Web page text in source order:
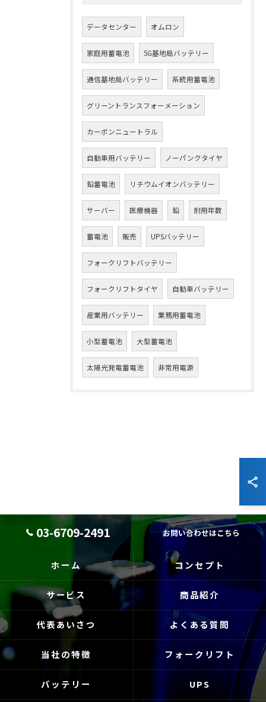
データセンター オムロン
家庭用蓄電池 5G基地局バッテリー
通信基地局バッテリー 系統用蓄電池
グリーントランスフォーメーション
カーボンニュートラル
自動車用バッテリー ノーパンクタイヤ
鉛蓄電池 リチウムイオンバッテリー
サーバー 医療機器 鉛 耐用年数
蓄電池 販売 UPSバッテリー
フォークリフトバッテリー
フォークリフトタイヤ 自動車バッテリー
産業用バッテリー 業務用蓄電池
小型蓄電池 大型蓄電池
太陽光発電蓄電池 非常用電源
03-6709-2491 お問い合わせはこちら
ホーム コンセプト
サービス 商品紹介
代表あいさつ よくある質問
当社の特徴 フォークリフト
バッテリー UPS